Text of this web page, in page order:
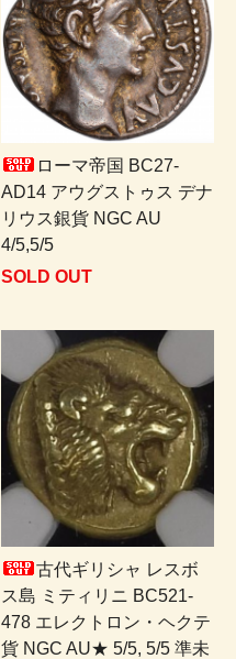
ローマ帝国 BC27-
AD14 アウグストゥス デナ
リウス銀貨 NGC AU
4/5,5/5
SOLD OUT
古代ギリシャ レスボ
ス島 ミティリニ BC521-
478 エレクトロン・ヘクテ
貨 NGC AU★ 5/5, 5/5 準未